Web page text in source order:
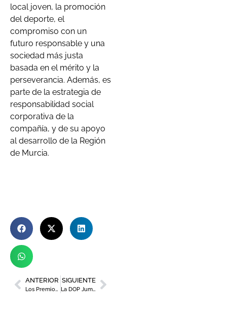
local joven, la promoción
del deporte, el
compromiso con un
futuro responsable y una
sociedad más justa
basada en el mérito y la
perseverancia. Además, es
parte de la estrategia de
responsabilidad social
corporativa de la
compañía, y de su apoyo
al desarrollo de la Región
de Murcia.
ANTERIOR
Los Premios de Artesanía 2025 visibilizarán el talento regional
SIGUIENTE
La DOP Jumilla reparte 12 premios en su 31 Certamen de Calidad